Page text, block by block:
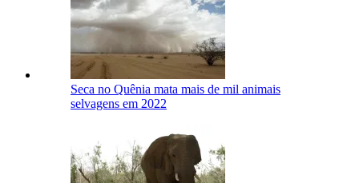
Seca no Quênia mata mais de mil animais
selvagens em 2022